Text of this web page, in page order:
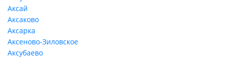
Аксай
Аксаково
Аксарка
Аксеново-Зиловское
Аксубаево